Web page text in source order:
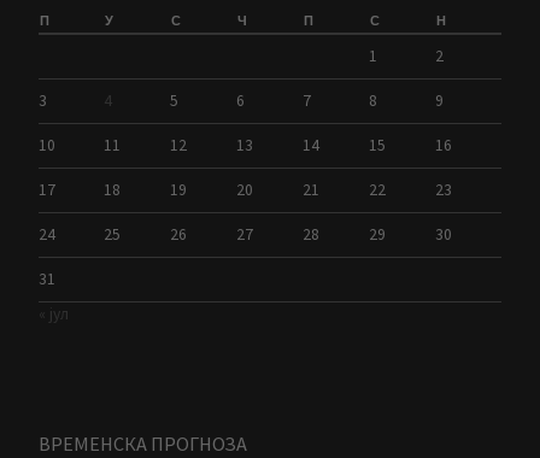
П У С Ч П С Н
1 2
3 4 5 6 7 8 9
10 11 12 13 14 15 16
17 18 19 20 21 22 23
24 25 26 27 28 29 30
31
« јул
ВРЕМЕНСКА ПРОГНОЗА